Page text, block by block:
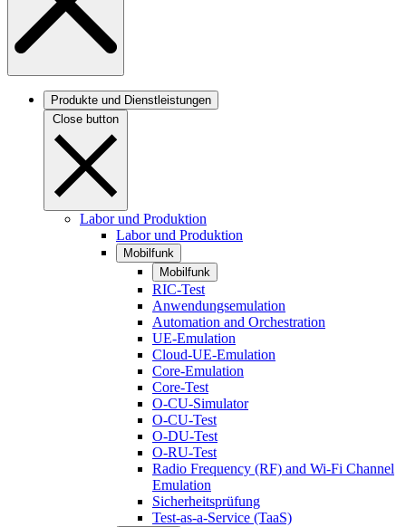
Produkte und Dienstleistungen
Close button
Labor und Produktion
Labor und Produktion
Mobilfunk
Mobilfunk
RIC-Test
Anwendungsemulation
Automation and Orchestration
UE-Emulation
Cloud-UE-Emulation
Core-Emulation
Core-Test
O-CU-Simulator
O-CU-Test
O-DU-Test
O-RU-Test
Radio Frequency (RF) and Wi-Fi Channel
Emulation
Sicherheitsprüfung
Test-as-a-Service (TaaS)